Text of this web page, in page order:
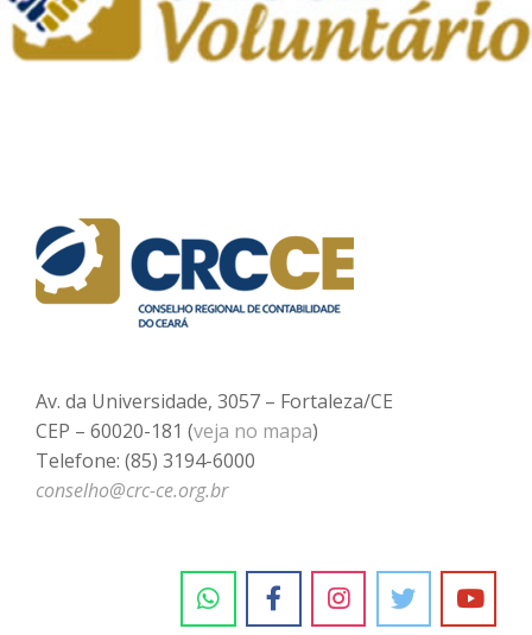
Av. da Universidade, 3057 – Fortaleza/CE
CEP – 60020-181 (veja no mapa)
Telefone: (85) 3194-6000
conselho@crc-ce.org.br